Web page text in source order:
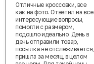
Отличные кроссовки, все
как на фото. Ответил на все
интересующие вопросы,
помогли с размером,
подошло идеально. День в
день отправили товар,
посылка не отслеживается,
пришла за месяц, в целом